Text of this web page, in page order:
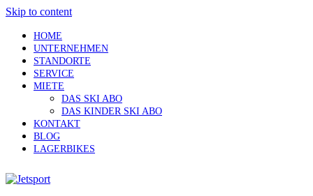
Skip to content
HOME
UNTERNEHMEN
STANDORTE
SERVICE
MIETE
DAS SKI ABO
DAS KINDER SKI ABO
KONTAKT
BLOG
LAGERBIKES